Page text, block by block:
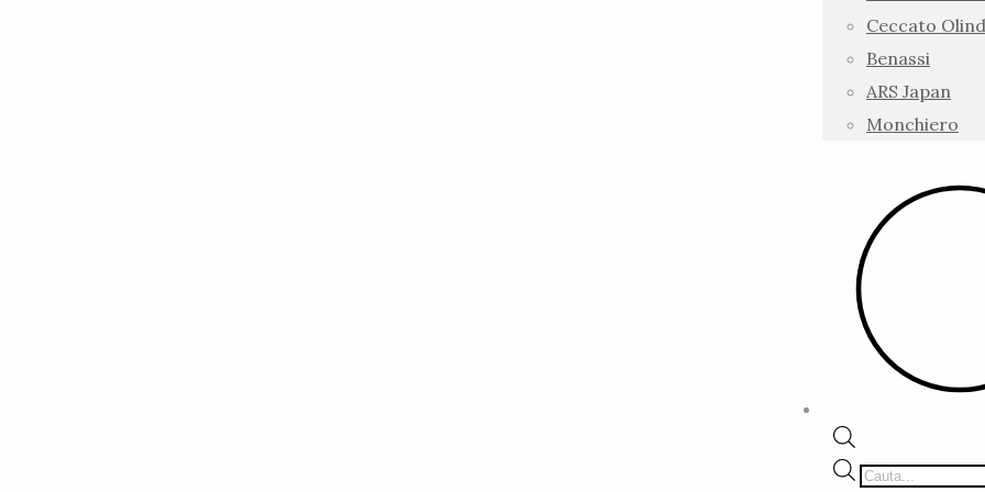
Ceccato
Benassi
ARS Japan
Monchiero
Products